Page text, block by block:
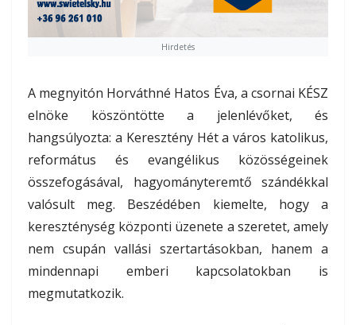
Hirdetés
A megnyitón Horváthné Hatos Éva, a csornai KÉSZ
elnöke köszöntötte a jelenlévőket, és
hangsúlyozta: a Keresztény Hét a város katolikus,
református és evangélikus közösségeinek
összefogásával, hagyományteremtő szándékkal
valósult meg. Beszédében kiemelte, hogy a
kereszténység központi üzenete a szeretet, amely
nem csupán vallási szertartásokban, hanem a
mindennapi emberi kapcsolatokban is
megmutatkozik.